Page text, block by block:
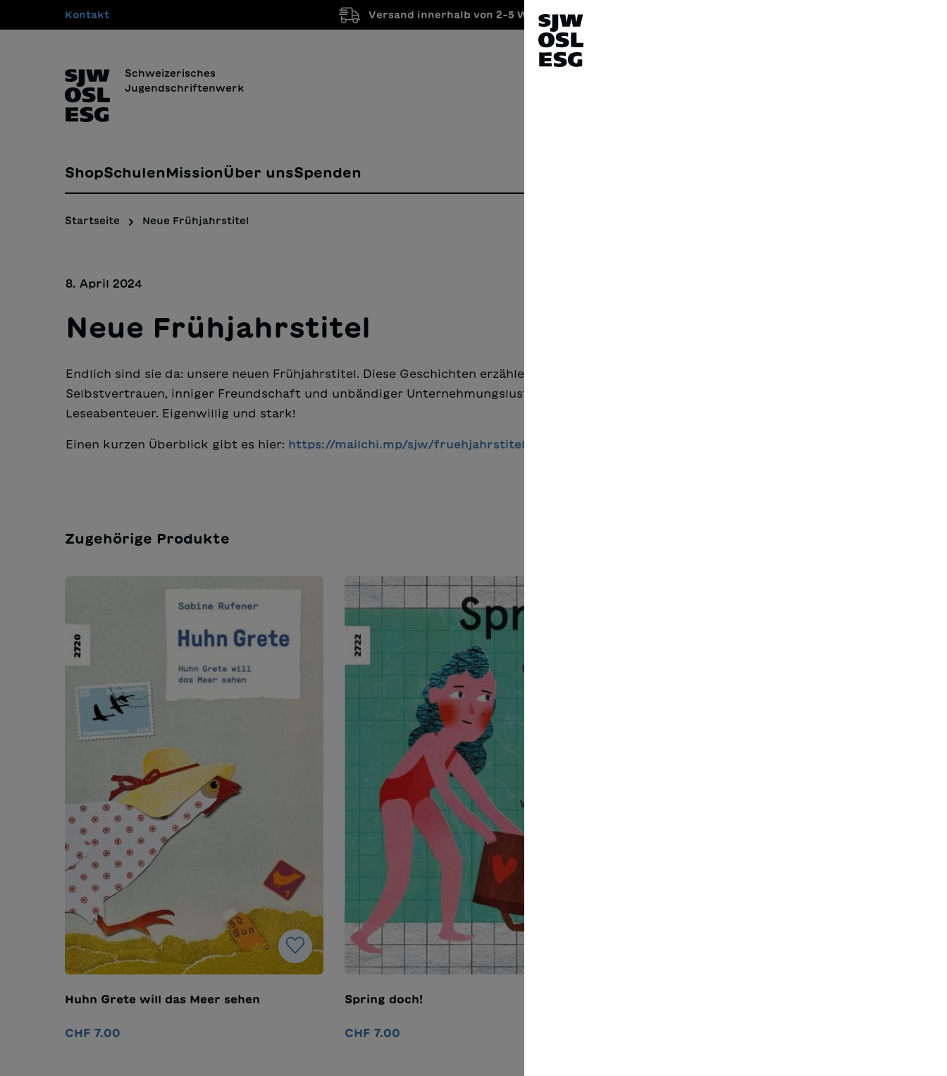
Zur Hauptnavigation springen
Kontakt Versand innerhalb von 2-5 Werktagen
Schweizerisches
Jugendschriftenwerk
ShopSchulen MissionÜber unsSpenden
Startseite Neue Frühjahrstitel
8. April 2024
Neue Frühjahrstitel
Endlich sind sie da: unsere neuen Frühjahrstitel. Diese Geschichten erzählen von wachsendem
Selbstvertrauen, inniger Freundschaft und unbändiger Unternehmungslust und sind regelrechte
Leseabenteuer. Eigenwillig und stark!
Einen kurzen Überblick gibt es hier: https://mailchi.mp/sjw/fruehjahrstitel24
Zugehörige Produkte
Huhn Grete will das Meer sehen
CHF 7.00
Spring doch!
CHF 7.00